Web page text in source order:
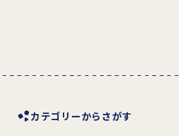
カテゴリーからさがす